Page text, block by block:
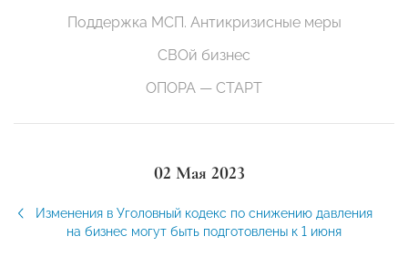
Поддержка МСП. Антикризисные меры
СВОй бизнес
ОПОРА — СТАРТ
02 Мая 2023
Изменения в Уголовный кодекс по снижению давления
на бизнес могут быть подготовлены к 1 июня